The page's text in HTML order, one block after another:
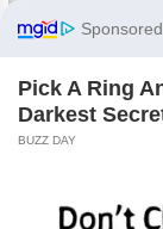
Следете нè